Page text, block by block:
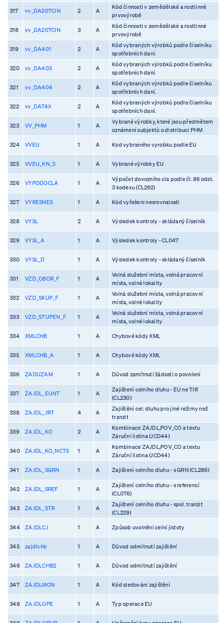
317 vv_DA207CIN 2 A
Kód činnosti v zemědělské a rostlinné
prvovýrobě
318 vv_DA207CIN 3 A
Kód činnosti v zemědělské a rostlinné
prvovýrobě
319 vv_DA401 2 A
Kód vybraných výrobků podle číselníku
spotřebních daní.
320 vv_DA403 2 A
Kód vybraných výrobků podle číselníku
spotřebních daní.
321 vv_DA404 2 A
Kód vybraných výrobků podle číselníku
spotřebních daní.
322 vv_DA74X 2 A
Kód vybraných výrobků podle číselníku
spotřebních daní.
323 VV_PHM 1 A
Vybrané výrobky, které jsou předmětem
oznámení subjektů o distribuci PHM
324 VVEU 1 A Kod vybraného vyrobku podle EU
325 VVEU_KN_S 1 A Vybrané výrobky EU
326 VYPODOCLA 1 A
Výpočet dovozního cla podle čl. 86 odst.
3 kodexu (CL292)
327 VYRESNES 1 A Kód vyřešení nesrovnalosti
328 VYSL 2 A Výsledek kontroly - skládaný číselník
329 VYSL_A 1 A Výsledek kontroly - CL047
330 VYSL_D 1 A Výsledek kontroly - skládaný číselník
331 VZD_OBOR_F 1 A
Volná služební místa, volná pracovní
místa, volné lokality
332 VZD_SKUP_F 1 A
Volná služební místa, volná pracovní
místa, volné lokality
333 VZD_STUPEN_F 1 A
Volná služební místa, volná pracovní
místa, volné lokality
334 XMLCHB 1 A Chybové kódy XML
335 XMLCHB_A 1 A Chybové kódy XML
336 ZADUZAM 1 A Důvod zamítnutí žádosti o povolení
337 ZAJDL_EUNT 1 A
Zajištení celního dluhu - EU ne TIR
(CL230)
338 ZAJDL_JRT 4 A
Zajištění cel. dluhu pro jiné režimy než
tranzit
339 ZAJDL_KO 2 A
Kombinace ZAJDL,POV_CO a textu
Záruční listina (JCD44)
340 ZAJDL_KO_NCTS 1 A
Kombinace ZAJDL,POV_CO a textu
Záruční listina (JCD44)
341 ZAJDL_SGRN 1 A Zajištení celního dluhu - s GRN (CL286)
342 ZAJDL_SREF 1 A
Zajištení celního dluhu - s referencí
(CL076)
343 ZAJDL_STR 1 A
Zajištení celního dluhu - spol. tranzit
(CL229)
344 ZAJDLCJ 1 A Způsob uvolnění celní jistoty
345 zajdlchb 1 A Důvod odmítnutí zajištění
346 ZAJDLCHB2 1 A Důvod odmítnutí zajištění
347 ZAJDLMON 1 A Kód sledování zajištění
348 ZAJDLOPE 1 A Typ operace EU